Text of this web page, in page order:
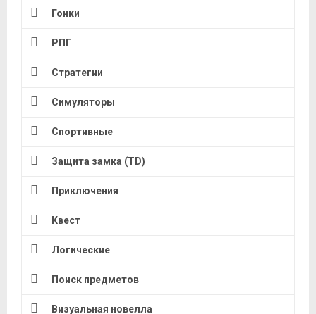
Гонки
РПГ
Стратегии
Симуляторы
Спортивные
Защита замка (TD)
Приключения
Квест
Логические
Поиск предметов
Визуальная новелла